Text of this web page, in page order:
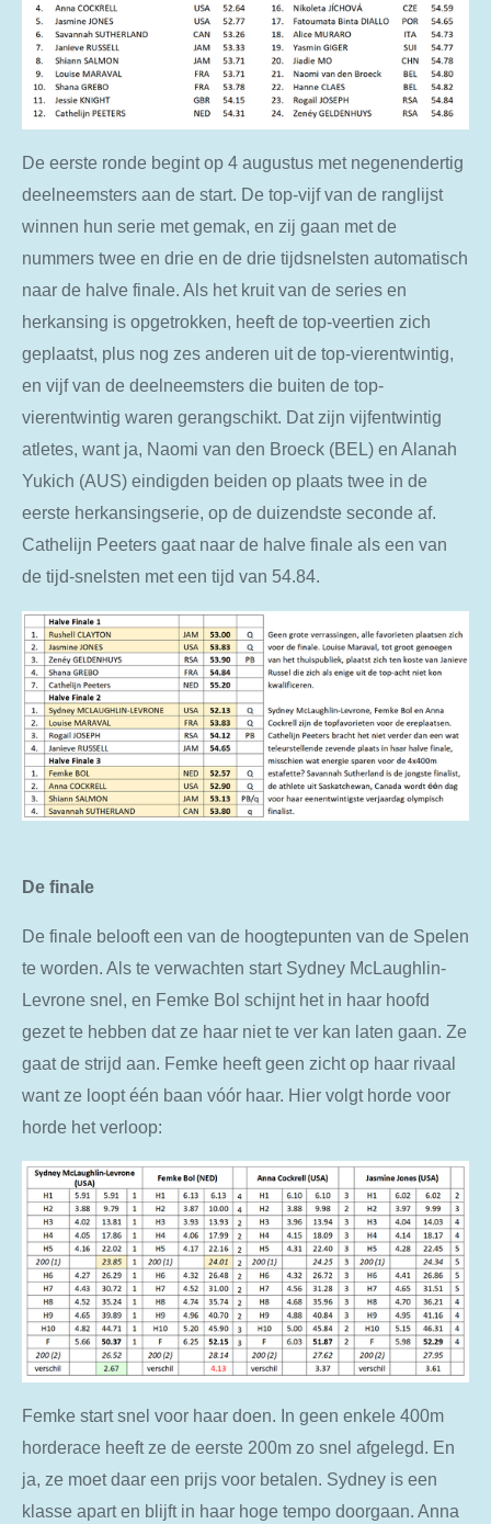
De eerste ronde begint op 4 augustus met negenendertig
deelneemsters aan de start. De top-vijf van de ranglijst
winnen hun serie met gemak, en zij gaan met de
nummers twee en drie en de drie tijdsnelsten automatisch
naar de halve finale. Als het kruit van de series en
herkansing is opgetrokken, heeft de top-veertien zich
geplaatst, plus nog zes anderen uit de top-vierentwintig,
en vijf van de deelneemsters die buiten de top-
vierentwintig waren gerangschikt. Dat zijn vijfentwintig
atletes, want ja, Naomi van den Broeck (BEL) en Alanah
Yukich (AUS) eindigden beiden op plaats twee in de
eerste herkansingserie, op de duizendste seconde af.
Cathelijn Peeters gaat naar de halve finale als een van
de tijd-snelsten met een tijd van 54.84.
De finale
De finale belooft een van de hoogtepunten van de Spelen
te worden. Als te verwachten start Sydney McLaughlin-
Levrone snel, en Femke Bol schijnt het in haar hoofd
gezet te hebben dat ze haar niet te ver kan laten gaan. Ze
gaat de strijd aan. Femke heeft geen zicht op haar rivaal
want ze loopt één baan vóór haar. Hier volgt horde voor
horde het verloop:
Femke start snel voor haar doen. In geen enkele 400m
horderace heeft ze de eerste 200m zo snel afgelegd. En
ja, ze moet daar een prijs voor betalen. Sydney is een
klasse apart en blijft in haar hoge tempo doorgaan. Anna